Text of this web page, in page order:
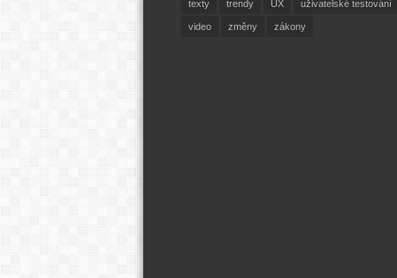
texty trendy UX uživatelské testování
video změny zákony